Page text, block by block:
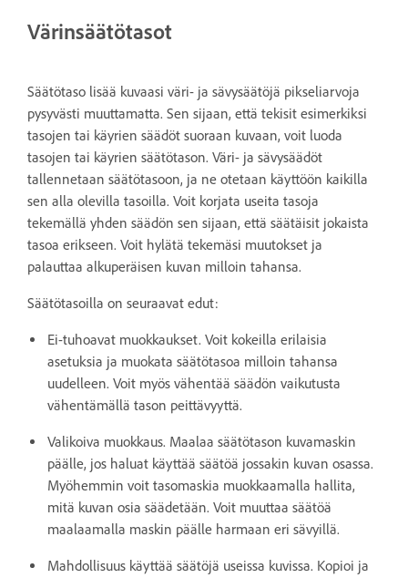
Värinsäätötasot
Säätötaso lisää kuvaasi väri- ja sävysäätöjä pikseliarvoja
pysyvästi muuttamatta. Sen sijaan, että tekisit esimerkiksi
tasojen tai käyrien säädöt suoraan kuvaan, voit luoda
tasojen tai käyrien säätötason. Väri- ja sävysäädöt
tallennetaan säätötasoon, ja ne otetaan käyttöön kaikilla
sen alla olevilla tasoilla. Voit korjata useita tasoja
tekemällä yhden säädön sen sijaan, että säätäisit jokaista
tasoa erikseen. Voit hylätä tekemäsi muutokset ja
palauttaa alkuperäisen kuvan milloin tahansa.
Säätötasoilla on seuraavat edut:
Ei-tuhoavat muokkaukset. Voit kokeilla erilaisia
asetuksia ja muokata säätötasoa milloin tahansa
uudelleen. Voit myös vähentää säädön vaikutusta
vähentämällä tason peittävyyttä.
Valikoiva muokkaus. Maalaa säätötason kuvamaskin
päälle, jos haluat käyttää säätöä jossakin kuvan osassa.
Myöhemmin voit tasomaskia muokkaamalla hallita,
mitä kuvan osia säädetään. Voit muuttaa säätöä
maalaamalla maskin päälle harmaan eri sävyillä.
Mahdollisuus käyttää säätöjä useissa kuvissa. Kopioi ja